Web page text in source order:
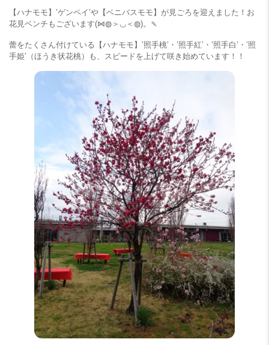
【ハナモモ】’ゲンペイ’や【ベニバスモモ】が見ごろを迎えました！お
花見ベンチもございます(⋈◍＞◡＜◍)。🍡
蕾をたくさん付けている【ハナモモ】’照手桃’・’照手紅’・’照手白’・’照
手姫’（ほうき状花桃）も、スピードを上げて咲き始めています！！